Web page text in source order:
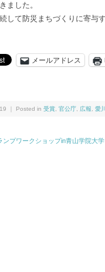
ました。
して防災まちづくりに寄与
メールアドレス
｜ Posted in 受賞 官公庁 広報 愛
ンプワークショップin青山学院大学